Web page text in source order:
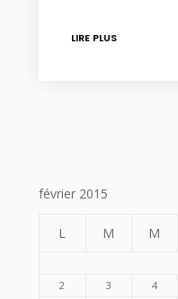
LIRE PLUS
février 2015
L M M
2
3 4